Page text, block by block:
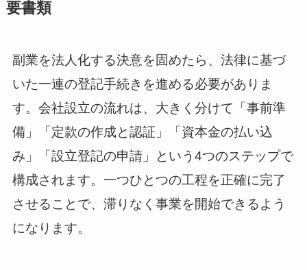
要書類
副業を法人化する決意を固めたら、法律に基づ
いた一連の登記手続きを進める必要がありま
す。会社設立の流れは、大きく分けて「事前準
備」「定款の作成と認証」「資本金の払い込
み」「設立登記の申請」という4つのステップで
構成されます。一つひとつの工程を正確に完了
させることで、滞りなく事業を開始できるよう
になります。